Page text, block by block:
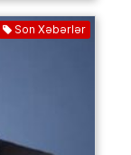
Son Xəbərlər